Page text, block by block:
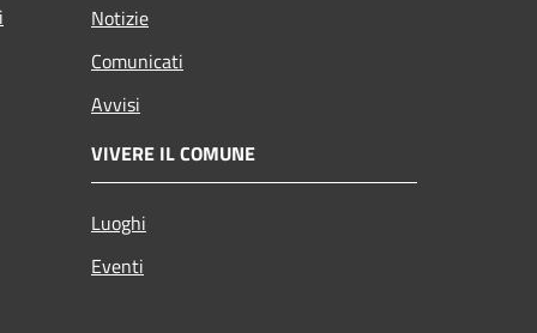
Notizie
Comunicati
Avvisi
VIVERE IL COMUNE
Luoghi
Eventi